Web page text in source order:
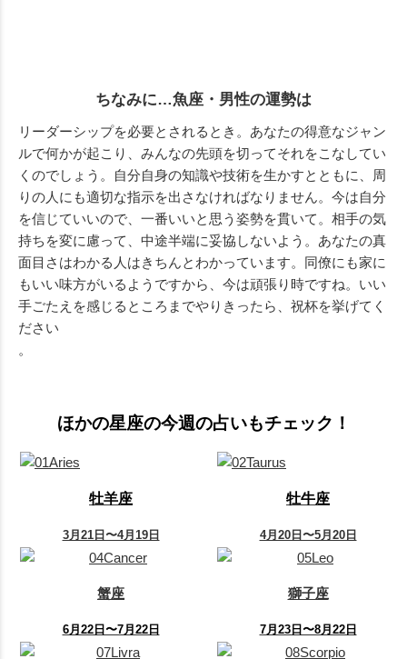
ちなみに…魚座・男性の運勢は
リーダーシップを必要とされるとき。あなたの得意なジャン
ルで何かが起こり、みんなの先頭を切ってそれをこなしてい
くのでしょう。自分自身の知識や技術を生かすとともに、周
りの人にも適切な指示を出さなければなりません。今は自分
を信じていいので、一番いいと思う姿勢を貫いて。相手の気
持ちを変に慮って、中途半端に妥協しないよう。あなたの真
面目さはわかる人はきちんとわかっています。同僚にも家に
もいい味方がいるようですから、今は頑張り時ですね。いい
手ごたえを感じるところまでやりきったら、祝杯を挙げてく
ださい
。
ほかの星座の今週の占いもチェック！
牡羊座
3月21日〜4月19日
牡牛座
4月20日〜5月20日
蟹座
6月22日〜7月22日
獅子座
7月23日〜8月22日